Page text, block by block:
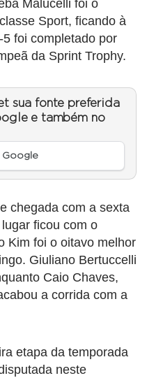
Malucelli foi o
Sport, ficando à
foi completado por
da Sprint Trophy.
sua fonte preferida
e também no
Google
chegada com a sexta
ficou com o
Kim foi o oitavo melhor
Giuliano Bertuccelli
Caio Chaves,
a corrida com a
etapa da temporada
neste